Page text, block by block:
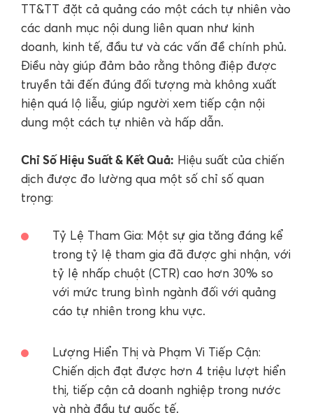
TT&TT đặt cả quảng cáo một cách tự nhiên vào
các danh mục nội dung liên quan như kinh
doanh, kinh tế, đầu tư và các vấn đề chính phủ.
Điều này giúp đảm bảo rằng thông điệp được
truyền tải đến đúng đối tượng mà không xuất
hiện quá lộ liễu, giúp người xem tiếp cận nội
dung một cách tự nhiên và hấp dẫn.
Chỉ Số Hiệu Suất & Kết Quả: Hiệu suất của chiến
dịch được đo lường qua một số chỉ số quan
trọng:
Tỷ Lệ Tham Gia: Một sự gia tăng đáng kể
trong tỷ lệ tham gia đã được ghi nhận, với
tỷ lệ nhấp chuột (CTR) cao hơn 30% so
với mức trung bình ngành đối với quảng
cáo tự nhiên trong khu vực.
Lượng Hiển Thị và Phạm Vi Tiếp Cận:
Chiến dịch đạt được hơn 4 triệu lượt hiển
thị, tiếp cận cả doanh nghiệp trong nước
và nhà đầu tư quốc tế.